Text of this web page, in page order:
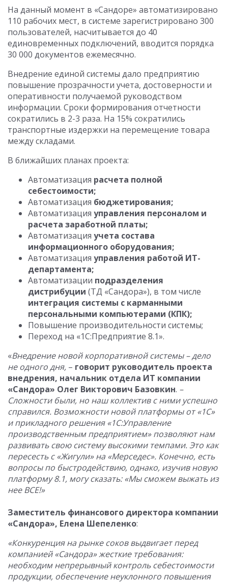
На данный момент в «Сандоре» автоматизировано
110 рабочих мест, в системе зарегистрировано 300
пользователей, насчитывается до 40
единовременных подключений, вводится порядка
30 000 документов ежемесячно.
Внедрение единой системы дало предприятию
повышение прозрачности учета, достоверности и
оперативности получаемой руководством
информации. Сроки формирования отчетности
сократились в 2-3 раза. На 15% сократились
транспортные издержки на перемещение товара
между складами.
В ближайших планах проекта:
Автоматизация расчета полной
себестоимости;
Автоматизация бюджетирования;
Автоматизация управления персоналом и
расчета заработной платы;
Автоматизация учета состава
информационного оборудования;
Автоматизация управления работой ИТ-
департамента;
Автоматизации подразделения
дистрибуции (ТД «Сандора»), в том числе
интеграция системы с карманными
персональными компьютерами (КПК);
Повышение производительности системы;
Переход на «1С:Предприятие 8.1».
«Внедрение новой корпоративной системы – дело
не одного дня, – говорит руководитель проекта
внедрения, начальник отдела ИТ компании
«Сандора» Олег Викторович Базовкин. –
Сложности были, но наш коллектив с ними успешно
справился. Возможности новой платформы от «1С»
и прикладного решения «1С:Управление
производственным предприятием» позволяют нам
развивать свою систему высокими темпами. Это как
пересесть с «Жигули» на «Мерседес». Конечно, есть
вопросы по быстродействию, однако, изучив новую
платформу 8.1, могу сказать: «Мы сможем выжать из
нее ВСЕ!»
Заместитель финансового директора компании
«Сандора», Елена Шепеленко:
«Конкуренция на рынке соков выдвигает перед
компанией «Сандора» жесткие требования:
необходим непрерывный контроль себестоимости
продукции, обеспечение неуклонного повышения